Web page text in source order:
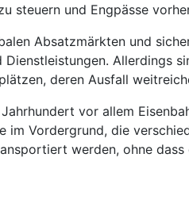
steuern und Engpässe
Absatzmärkten und
Allerdings
deren Ausfall
vor allem
Vordergrund, die
werden, ohne dass